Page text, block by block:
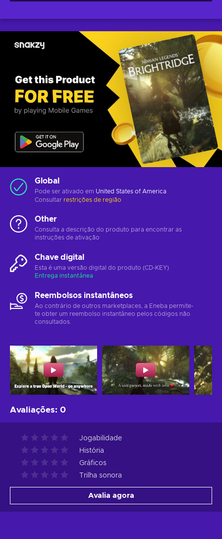
Global
Pode ser ativado em United States of America
Consultar restrições de região
Other
Consulta a descrição do produto para encontrar as
instruções de ativação
Chave digital
Esta é uma versão digital do produto (CD-KEY)
Entrega instantânea
Reembolsos instantâneos
Ao contrário de outros marketplaces, a Eneba permite-
te obter um reembolso instantâneo pelos códigos não
consultados.
Avaliações: 0
Jogabilidade
História
Gráficos
Trilha sonora
Avalia agora